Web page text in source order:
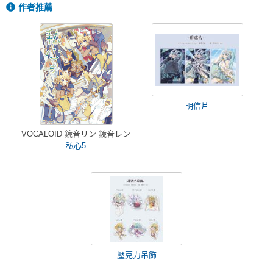
作者推薦
VOCALOID 鏡音リン 鏡音レン
私心5
明信片
壓克力吊飾